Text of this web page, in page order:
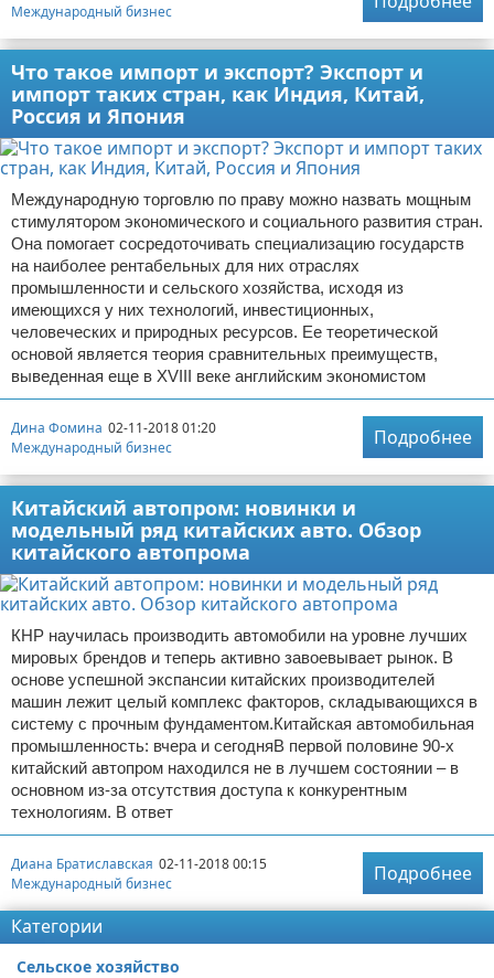
Международный бизнес
Что такое импорт и экспорт? Экспорт и
импорт таких стран, как Индия, Китай,
Россия и Япония
Международную торговлю по праву можно назвать мощным
стимулятором экономического и социального развития стран.
Она помогает сосредоточивать специализацию государств
на наиболее рентабельных для них отраслях
промышленности и сельского хозяйства, исходя из
имеющихся у них технологий, инвестиционных,
человеческих и природных ресурсов. Ее теоретической
основой является теория сравнительных преимуществ,
выведенная еще в XVIII веке английским экономистом
Дина Фомина 02-11-2018 01:20
Международный бизнес
Подробнее
Китайский автопром: новинки и
модельный ряд китайских авто. Обзор
китайского автопрома
КНР научилась производить автомобили на уровне лучших
мировых брендов и теперь активно завоевывает рынок. В
основе успешной экспансии китайских производителей
машин лежит целый комплекс факторов, складывающихся в
систему с прочным фундаментом.Китайская автомобильная
промышленность: вчера и сегодняВ первой половине 90-х
китайский автопром находился не в лучшем состоянии – в
основном из-за отсутствия доступа к конкурентным
технологиям. В ответ
Диана Братиславская 02-11-2018 00:15
Международный бизнес
Подробнее
Категории
Сельское хозяйство